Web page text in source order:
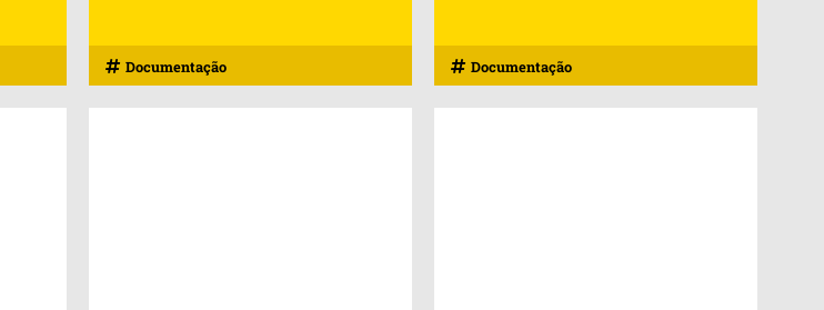
Documentação Documentação